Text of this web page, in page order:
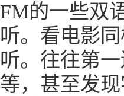
FM的一些双
听。看电影
听。往往第
等，甚至发